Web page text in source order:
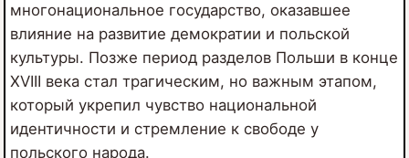
многонациональное государство, оказавшее
влияние на развитие демократии и польской
культуры. Позже период разделов Польши в конце
XVIII века стал трагическим, но важным этапом,
который укрепил чувство национальной
идентичности и стремление к свободе у
польского народа.